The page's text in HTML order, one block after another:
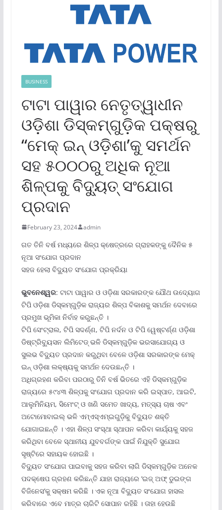
BUSINESS
ଟାଟା ପାୱାର ନେତୃତ୍ୱାଧୀନ
ଓଡ଼ିଶା ଡିସ୍‌କମ୍‌ଗୁଡ଼ିକ ପକ୍ଷରୁ
“ମେକ୍ ଇନ୍ ଓଡ଼ିଶା’କୁ ସମର୍ଥନ
ସହ ୫୦୦୦ରୁ ଅଧିକ ନୂଆ
ଶିଳ୍ପକୁ ବିଦ୍ୟୁତ୍ ସଂଯୋଗ
ପ୍ରଦାନ
February 23, 2024 admin
ଗତ ତିନି ବର୍ଷ ମଧ୍ୟରେ ଶିଳ୍ପ କ୍ଷେତ୍ରରେ ଗ୍ରାହକଙ୍କୁ ଦୈନିକ ୫
ନୂଆ ସଂଯୋଗ ପ୍ରଦାନ
ସହଜ ହେଲା ବିଦ୍ୟୁତ ସଂଯୋଗ ପ୍ରକ୍ରିୟା
ଭୁବନେଶ୍ୱର: ଟାଟା ପାୱାର ଓ ଓଡ଼ିଶା ସରକାରଙ୍କ ଯୌଥ ଉଦ୍ୟୋଗ
ଟିପି ଓଡ଼ିଶା ଡିସ୍‌କମ୍‌ଗୁଡ଼ିକ ରାଜ୍ୟର ଶିଳ୍ପ ବିକାଶକୁ ସମର୍ଥନ ଦେବାରେ
ପ୍ରମୁଖ ଭୂମିକା ନିର୍ବାହ କରୁଛନ୍ତି ।
ଟିପି ସେଂଟ୍ରାଲ, ଟିପି ସଦର୍ଣ୍ଣ, ଟିପି ନର୍ଦନ ଓ ଟିପି ୱେଷ୍ଟର୍ଣ୍ଣ ଓଡ଼ିଶା
ଡିଷ୍ଟ୍ରିବ୍ୟୁସନ ଲିମିଟେଡ୍ ଭଳି ଡିସ୍‌କମ୍‌ଗୁଡ଼ିକ ଭରସାଯୋଗ୍ୟ ଓ
ସୁଲଭ ବିଦ୍ୟୁତ ପ୍ରଦାନ କରୁଥିବା ବେଳେ ଓଡ଼ିଶା ସରକାରଙ୍କ ମେକ୍
ଇନ୍ ଓଡ଼ିଶା ଲକ୍ଷ୍ୟକୁ ସମର୍ଥନ ଦେଉଛନ୍ତି ।
ଅଧିଗ୍ରହଣ କରିବା ପରଠାରୁ ତିନି ବର୍ଷ ଭିତରେ ଏହି ଡିସ୍‌କମ୍‌ଗୁଡ଼ିକ
ରାଜ୍ୟରେ ୫୯୪୩ ଶିଳ୍ପକୁ ସଂଯୋଗ ପ୍ରଦାନ କରି ଇସ୍ପାତ, ଆଇଟି,
ଆଲୁମିନିୟମ, ସିମେଂଟ୍ ଓ ଖଣି ସମେତ ଖାଦ୍ୟ, ମତ୍ସ୍ୟ ଚାଷ ଏବଂ
ଅଟୋମୋବାଇଲ୍ ଭଳି ଏମ୍‌ଏସ୍‌ଏମ୍‌ଇଗୁଡ଼ିକୁ ବିଦ୍ୟୁତ ଶକ୍ତି
ଯୋଗାଇଛନ୍ତି । ଏହା ଶିଳ୍ପ ସଂସ୍ଥା ସ୍ଥାପନ କରିବା କାର୍ଯ୍ୟକୁ ସହଜ
କରିଥିବା ବେଳେ ସ୍ଥାନୀୟ ଯୁବବର୍ଗଙ୍କ ପାଇଁ ନିଯୁକ୍ତି ସୁଯୋଗ
ସୃଷ୍ଟିରେ ସହାୟକ ହୋଇଛି ।
ବିଦ୍ୟୁତ ସଂଯୋଗ ପାଇବାକୁ ସହଜ କରିବା ଲାଗି ଡିସ୍‌କମ୍‌ଗୁଡ଼ିକ ଅନେକ
ପଦକ୍ଷେପ ଗ୍ରହଣ କରିଛନ୍ତି ଯାହା ରାଜ୍ୟରେ ‘ଇଜ୍ ଅଫ୍ ଡୁଇଙ୍ଗ
ବିଜିନେସ’କୁ ସକ୍ଷମ କରିଛି । ଏକ ନୂଆ ବିଦ୍ୟୁତ ସଂଯୋଗ ହାସଲ
କରିବାରେ ଏବେ ମାତ୍ର ଚାରିଟି ସୋପାନ ରହିଛି । ତାହା ହେଉଛି